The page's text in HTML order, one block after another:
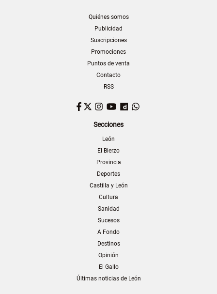
Quiénes somos
Publicidad
Suscripciones
Promociones
Puntos de venta
Contacto
RSS
Facebook
TwitterInstagram
YouTubeDailymotion
Secciones
León
El Bierzo
Provincia
Deportes
Castilla y León
Cultura
Sanidad
Sucesos
A Fondo
Destinos
Opinión
El Gallo
Últimas noticias de León